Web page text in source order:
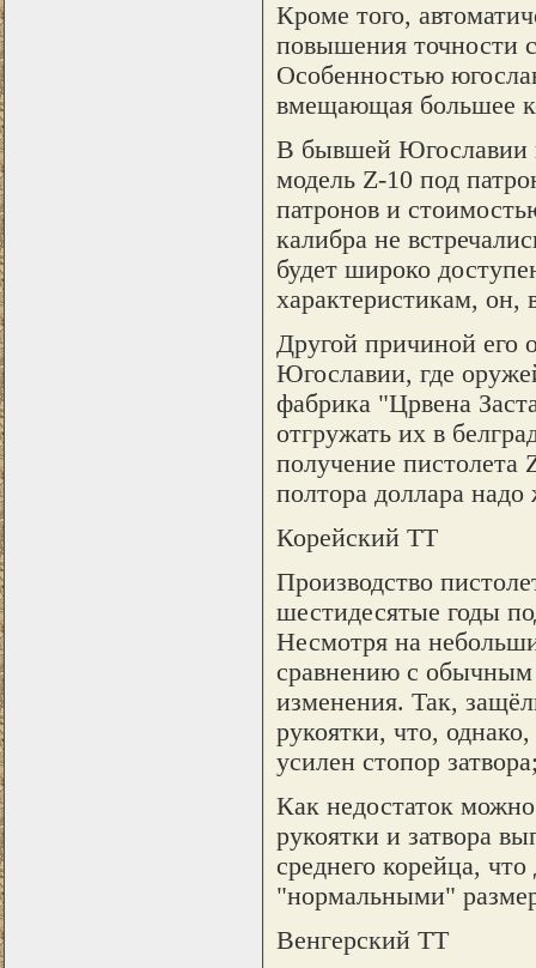
Кроме того,
повышения точности
Особенностью
вмещающая большее
В бывшей Югославии
модель Z-10 под
патронов и
калибра не
будет широко
характеристикам,
Другой причиной его
Югославии, где
фабрика "Црвена
отгружать их в
получение
полтора доллара надо
Корейский ТТ
Производство
шестидесятые годы
Несмотря на
сравнению с
изменения. Так,
рукоятки, что,
усилен стопор
Как недостаток
рукоятки и затвора
среднего корейца,
"нормальными"
Венгерский ТТ